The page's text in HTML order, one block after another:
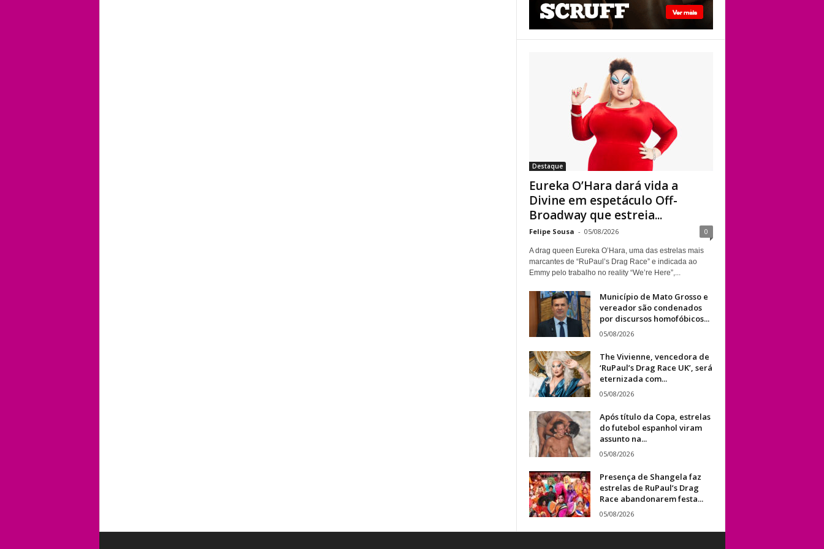
Kennedy Davenport
vida a Divine em
espetáculo Off-
Broadway que
estreia em Nova
York sobre a
trajetória da
lendária drag queen
Destaque
Eureka O’Hara dará vida a
Divine em espetáculo Off-
Broadway que estreia...
Felipe Sousa - 05/08/2026 0
A drag queen Eureka O’Hara, uma das estrelas mais
marcantes de “RuPaul’s Drag Race” e indicada ao
Emmy pelo trabalho no reality “We’re Here”,...
Município de Mato Grosso e
vereador são condenados
por discursos homofóbicos...
05/08/2026
The Vivienne, vencedora de
‘RuPaul’s Drag Race UK’, será
eternizada com...
05/08/2026
Após título da Copa, estrelas
do futebol espanhol viram
assunto na...
05/08/2026
Presença de Shangela faz
estrelas de RuPaul’s Drag
Race abandonarem festa...
05/08/2026